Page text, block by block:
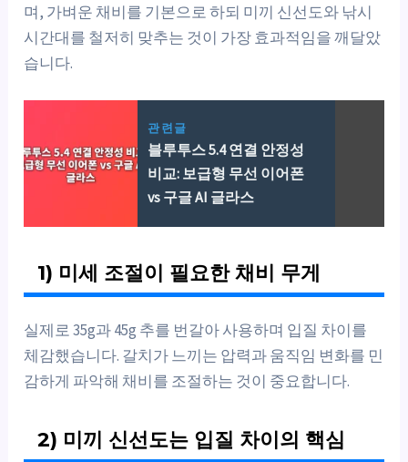
며, 가벼운 채비를 기본으로 하되 미끼 신선도와 낚시
시간대를 철저히 맞추는 것이 가장 효과적임을 깨달았
습니다.
관련글
블루투스 5.4 연결 안정성
비교: 보급형 무선 이어폰
vs 구글 AI 글라스
1) 미세 조절이 필요한 채비 무게
실제로 35g과 45g 추를 번갈아 사용하며 입질 차이를
체감했습니다. 갈치가 느끼는 압력과 움직임 변화를 민
감하게 파악해 채비를 조절하는 것이 중요합니다.
2) 미끼 신선도는 입질 차이의 핵심